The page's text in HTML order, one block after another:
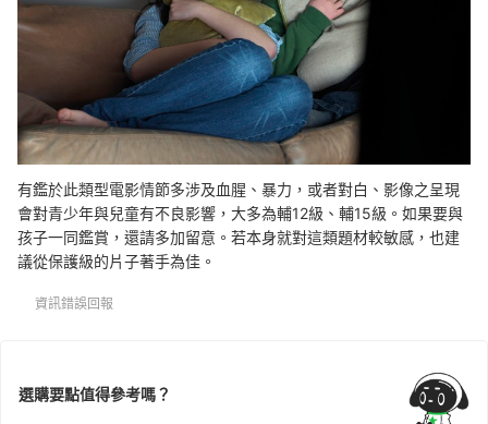
有鑑於此類型電影情節多涉及血腥、暴力，或者對白、影像之呈現
會對青少年與兒童有不良影響，大多為輔12級、輔15級。如果要與
孩子一同鑑賞，還請多加留意。若本身就對這類題材較敏感，也建
議從保護級的片子著手為佳。
資訊錯誤回報
選購要點值得參考嗎？